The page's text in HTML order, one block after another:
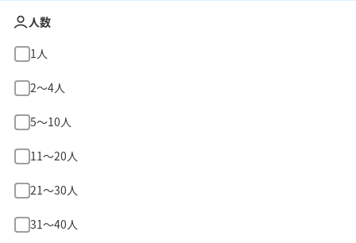
人数
1人
2〜4人
5〜10人
11〜20人
21〜30人
31〜40人